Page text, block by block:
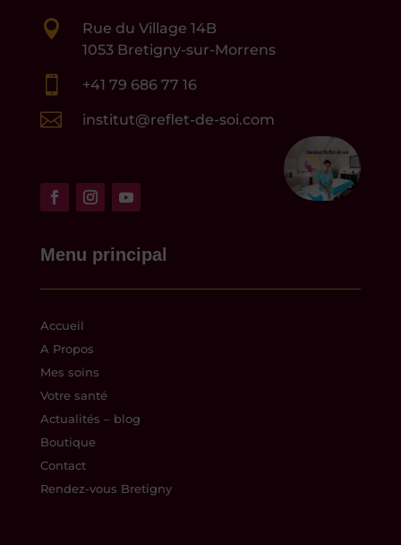

Rue du Village 14B
1053 Bretigny-sur-Morrens
 +41 79 686 77 16
 institut@reflet-de-soi.com
Menu principal
Accueil
A Propos
Mes soins
Votre santé
Actualités – blog
Boutique
Contact
Rendez-vous Bretigny